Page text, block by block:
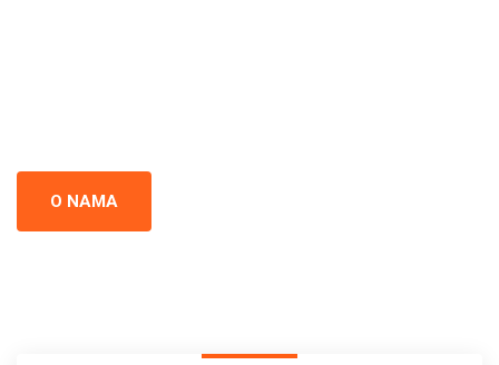
O NAMA